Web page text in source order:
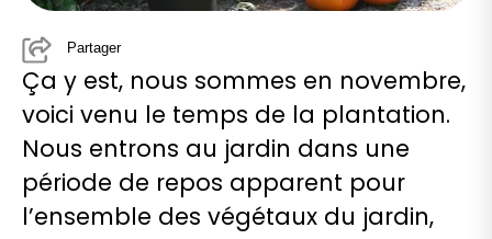
Partager
Ça y est, nous sommes en novembre,
voici venu le temps de la plantation.
Nous entrons au jardin dans une
période de repos apparent pour
l’ensemble des végétaux du jardin,